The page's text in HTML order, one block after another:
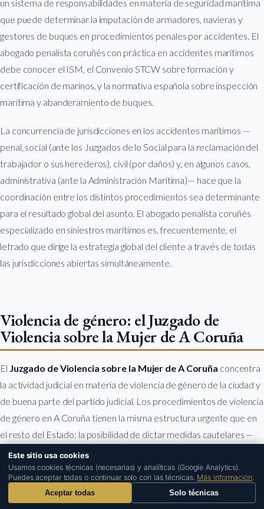
un sistema de responsabilidades en materia de seguridad marítima
que puede determinar la imputación de armadores, navieras y
gestores de buques en procedimientos penales por accidentes. El
abogado penalista coruñés con práctica en accidentes marítimos
debe conocer el ISM, el Convenio STCW sobre formación y
certificación de marinos, y la normativa española sobre inspección
marítima y abanderamiento de buques.
La concurrencia de jurisdicciones en los accidentes marítimos —
penal, social (ante los Juzgados de lo Social para la reclamación del
trabajador o sus herederos), civil (por daños) y, en algunos casos,
administrativa (ante la Administración Marítima)— hace que la
coordinación entre los distintos procedimientos sea determinante
para el resultado global del asunto. El abogado penalista coruñés
especializado en siniestros marítimos es, frecuentemente, el
letrado que dirige la estrategia global del cliente a través de todas
las jurisdicciones abiertas simultáneamente.
Violencia de género: el Juzgado de
Violencia sobre la Mujer de A Coruña
El Juzgado de Violencia sobre la Mujer de A Coruña concentra
la actividad judicial en materia de violencia de género de la ciudad y
de buena parte del partido judicial. Los procedimientos de violencia
de género en A Coruña tienen la misma estructura urgente que en
el resto del Estado: la posibilidad de dictar medidas cautelares —
orden de alejamiento, prohibición de comunicaciones, suspensión
del régimen de visitas de los hijos— en las primeras horas del
procedimiento exige que el acusado cuente con asistencia letrada
especializada desde el primer momento.
Este sitio usa cookies
Usamos cookies técnicas (necesarias) y analíticas (Google Analytics).
Puedes aceptar todas o continuar solo con las técnicas. Más información.
Aceptar todas
Solo técnicas